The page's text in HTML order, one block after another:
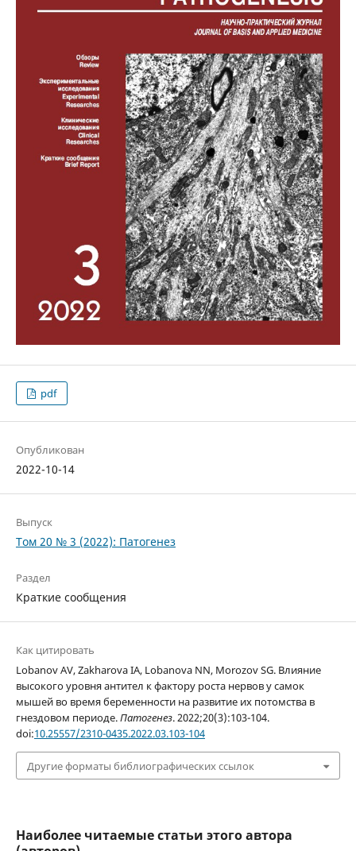
pdf
Опубликован
2022-10-14
Выпуск
Том 20 № 3 (2022): Патогенез
Раздел
Краткие сообщения
Как цитировать
Lobanov AV, Zakharova IA, Lobanova NN, Morozov SG. Влияние
высокого уровня антител к фактору роста нервов у самок
мышей во время беременности на развитие их потомства в
гнездовом периоде.Патогенез. 2022;20(3):103-104.
doi:10.25557/2310-0435.2022.03.103-104
Другие форматы библиографических ссылок
Наиболее читаемые статьи этого автора